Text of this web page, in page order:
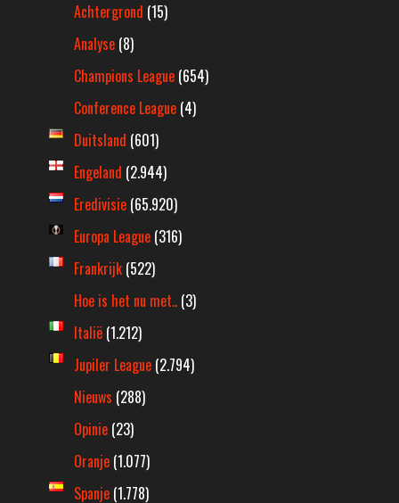
Achtergrond (15)
Analyse (8)
Champions League (654)
Conference League (4)
Duitsland (601)
Engeland (2.944)
Eredivisie (65.920)
Europa League (316)
Frankrijk (522)
Hoe is het nu met.. (3)
Italië (1.212)
Jupiler League (2.794)
Nieuws (288)
Opinie (23)
Oranje (1.077)
Spanje (1.778)